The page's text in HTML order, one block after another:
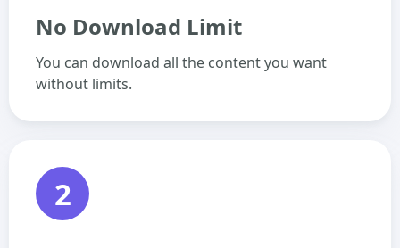
No Download Limit
You can download all the content you want
without limits.
2